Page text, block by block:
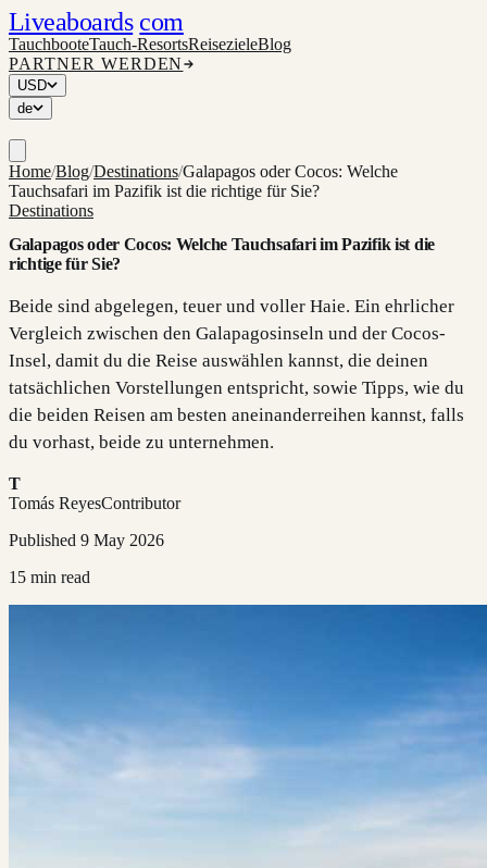
Liveaboards com
TauchbooteTauch-ResortsReisezieleBlog
PARTNER WERDEN
USD
de
Home/Blog/Destinations/Galapagos oder Cocos: Welche
Tauchsafari im Pazifik ist die richtige für Sie?
Destinations
Galapagos oder Cocos: Welche Tauchsafari im Pazifik ist die
richtige für Sie?
Beide sind abgelegen, teuer und voller Haie. Ein ehrlicher
Vergleich zwischen den Galapagosinseln und der Cocos-
Insel, damit du die Reise auswählen kannst, die deinen
tatsächlichen Vorstellungen entspricht, sowie Tipps, wie du
die beiden Reisen am besten aneinanderreihen kannst, falls
du vorhast, beide zu unternehmen.
T
Tomás ReyesContributor
Published 9 May 2026
15 min read